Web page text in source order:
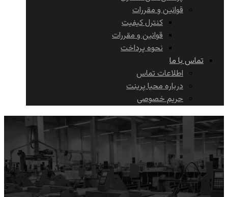
قوانین و مقررات
کنترل کیفیت
قوانین و مقررات
نحوه پرداخت
تماس با ما
اطلاعات تماس
درباره محیا پرینت
حریم خصوصی